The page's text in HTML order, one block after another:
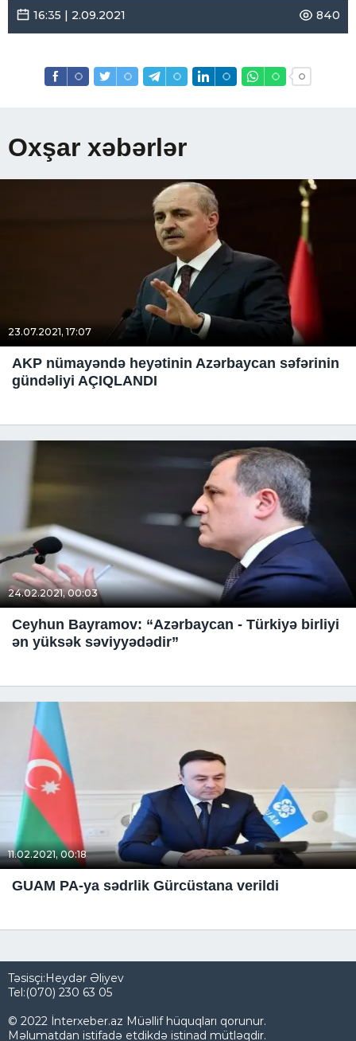
16:35 | 2.09.2021 840
Oxşar xəbərlər
23.07.2021, 17:07
AKP nümayəndə heyətinin Azərbaycan səfərinin
gündəliyi AÇIQLANDI
24.02.2021, 00:03
Ceyhun Bayramov: “Azərbaycan - Türkiyə birliyi
ən yüksək səviyyədədir”
11.02.2021, 00:18
GUAM PA-ya sədrlik Gürcüstana verildi
Təsisçi:Heydər Əliyev
Tel:(070) 230 63 05
© 2022 İnterxeber.az Müəllif hüquqları qorunur.
Məlumatdan istifadə etdikdə istinad mütləqdir.